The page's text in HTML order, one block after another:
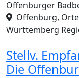
Offenburger
Offenburg,
Württemberg
Stellv.
Die